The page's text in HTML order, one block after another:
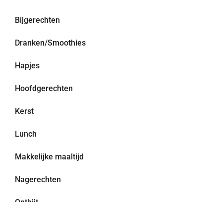
Bijgerechten
Dranken/Smoothies
Hapjes
Hoofdgerechten
Kerst
Lunch
Makkelijke maaltijd
Nagerechten